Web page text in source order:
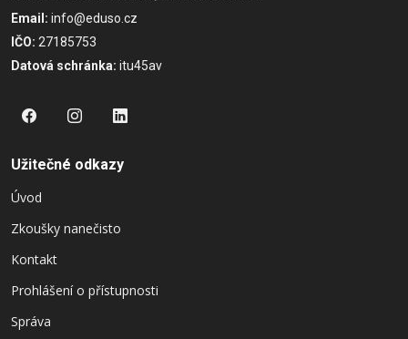
Email: info@eduso.cz
IČO: 27185753
Datová schránka: itu45av
Užitečné odkazy
Úvod
Zkoušky nanečisto
Kontakt
Prohlášení o přístupnosti
Správa